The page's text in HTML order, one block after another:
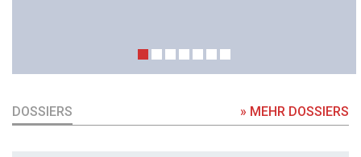
DOSSIERS » MEHR DOSSIERS